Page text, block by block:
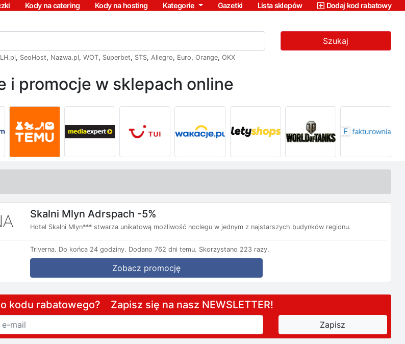
Kody na catering Kody na hosting Kategorie Gazetki Lista sklepów Dodaj kod rabatowy
Szukaj
LH.pl, SeoHost, Nazwa.pl, WOT, Superbet, STS, Allegro, Euro, Orange, OKX
i promocje w sklepach online
Skalni Mlyn Adrspach -5%
Hotel Skalni Mlyn*** stwarza unikatową możliwość noclegu w jednym z najstarszych budynków regionu.
Triverna. Do końca 24 godziny. Dodano 762 dni temu. Skorzystano 223 razy.
Zobacz promocję
kodu rabatowego? Zapisz się na nasz NEWSLETTER!